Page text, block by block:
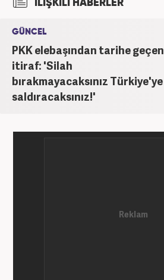
İLİŞKİLİ HABERLER
GÜNCEL
PKK elebaşından tarihe geçen
itiraf: 'Silah
bırakmayacaksınız Türkiye'ye
saldıracaksınız!'